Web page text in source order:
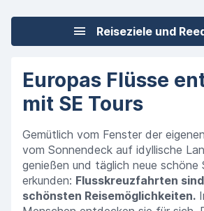
Reiseziele und
Europas Flüsse
mit SE Tours
Gemütlich vom Fenster der
vom Sonnendeck auf idyllische
genießen und täglich neue schöne
erkunden: Flusskreuzfahrten
schönsten Reisemöglichkeiten.